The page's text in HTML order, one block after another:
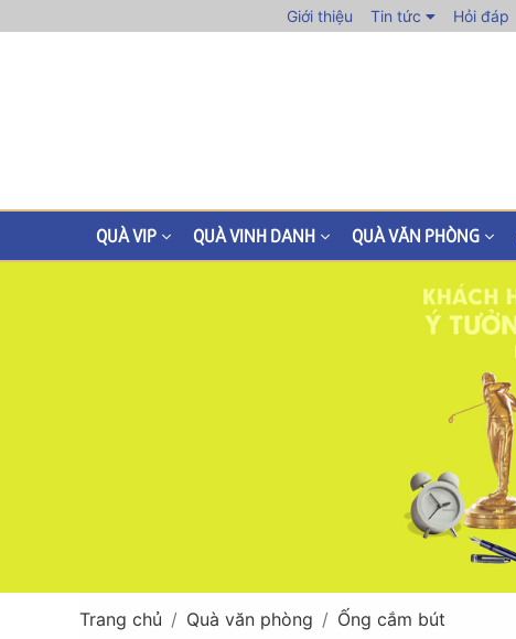
Giới thiệu Tin tức Hỏi đáp
QUÀ VIP QUÀ VINH DANH QUÀ VĂN PHÒNG
Trang chủ Quà văn phòng Ống cắm bút